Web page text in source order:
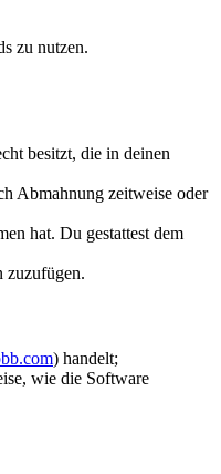
zu nutzen.
besitzt, die in deinen
Abmahnung zeitweise oder
hat. Du gestattest dem
zuzufügen.
) handelt;
wie die Software